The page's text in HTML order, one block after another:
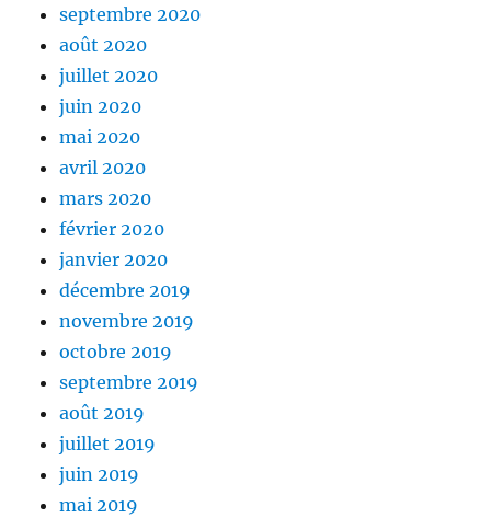
septembre 2020
août 2020
juillet 2020
juin 2020
mai 2020
avril 2020
mars 2020
février 2020
janvier 2020
décembre 2019
novembre 2019
octobre 2019
septembre 2019
août 2019
juillet 2019
juin 2019
mai 2019